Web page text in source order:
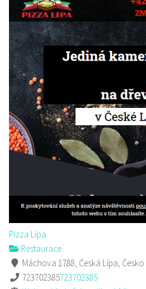
Pizza Lípa
Restaurace
Máchova 1788, Česká Lípa, Česko
723702385723702385